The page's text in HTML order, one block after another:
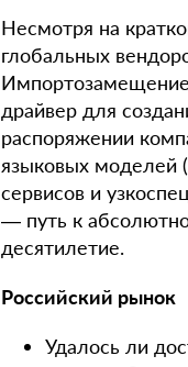
Несмотря на
глобальных
Импортозамещение
драйвер для
распоряжении
языковых моделей
сервисов и
— путь к
десятилетие.
Российский рынок
Удалось ли